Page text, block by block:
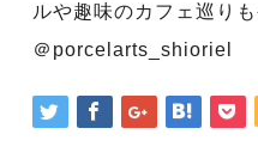
ルや趣味のカフェ巡り
＠porcelarts_shioriel